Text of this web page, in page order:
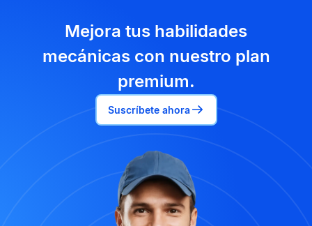
Mejora tus habilidades
mecánicas con nuestro plan
premium.
Suscríbete ahora